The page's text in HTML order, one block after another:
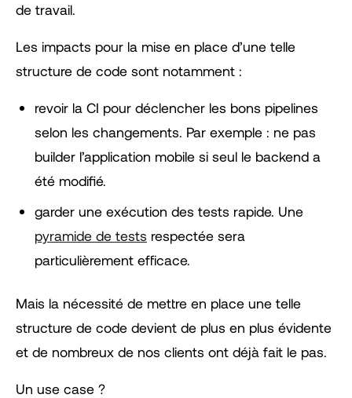
de travail.
Les impacts pour la mise en place d’une telle
structure de code sont notamment :
revoir la CI pour déclencher les bons pipelines
selon les changements. Par exemple : ne pas
builder l’application mobile si seul le backend a
été modifié.
garder une exécution des tests rapide. Une
pyramide de tests respectée sera
particulièrement efficace.
Mais la nécessité de mettre en place une telle
structure de code devient de plus en plus évidente
et de nombreux de nos clients ont déjà fait le pas.
Un use case ?